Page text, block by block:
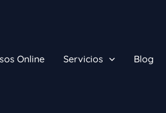
Online Servicios Blog